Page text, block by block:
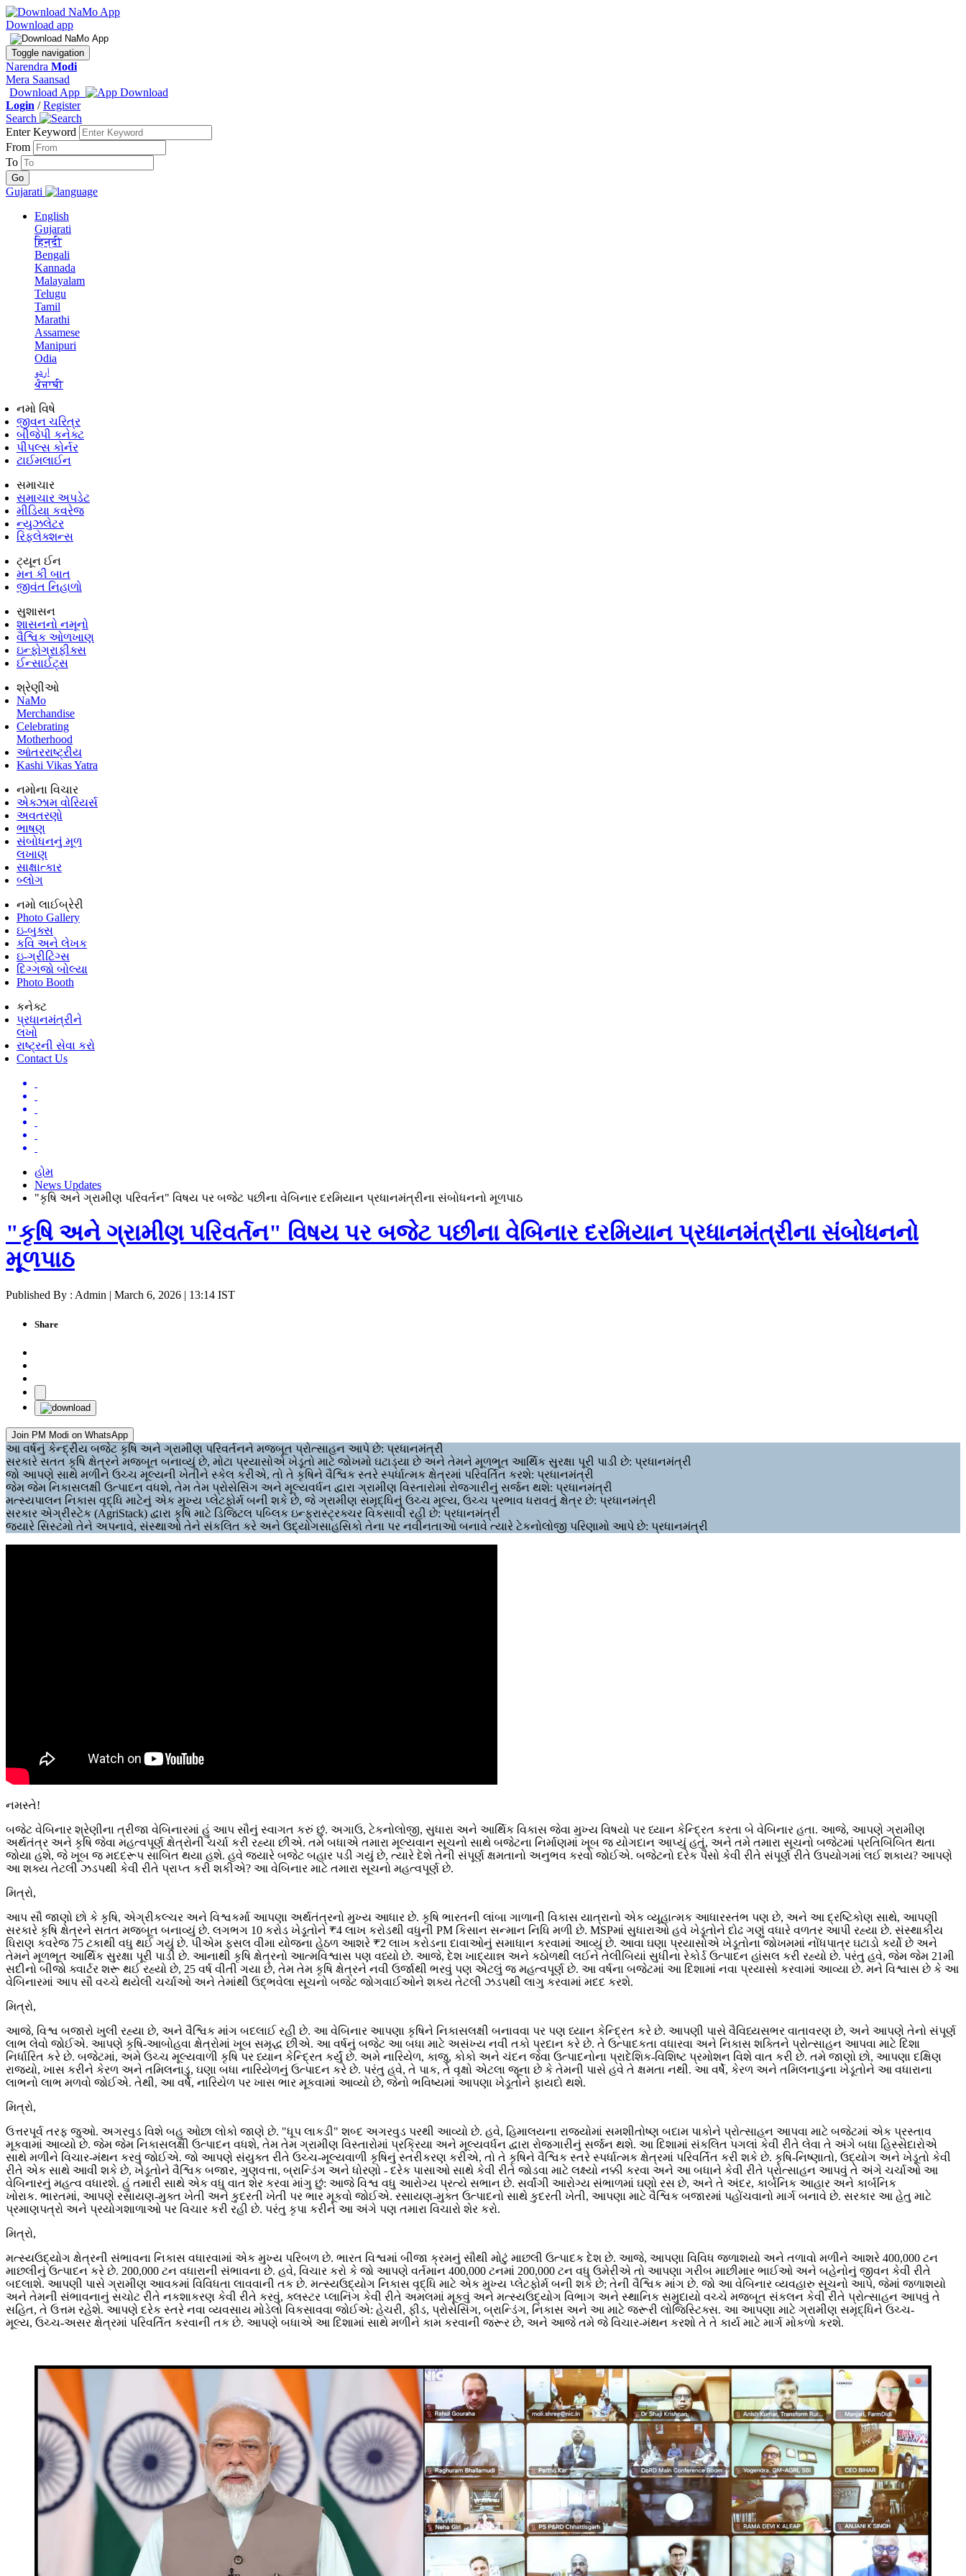
Download app
Toggle navigation
Narendra Modi
Mera Saansad
Download App
Login /Register
Search
Enter Keyword
From
To
Gujarati
English
Gujarati
हिन्दी
Bengali
Kannada
Malayalam
Telugu
Tamil
Marathi
Assamese
Manipuri
Odia
اردو
ਪੰਜਾਬੀ
નમો વિષે
જીવન ચરિત્ર
બીજેપી કનેક્ટ
પીપલ્સ કોર્નર
ટાઈમલાઈન
સમાચાર
સમાચાર અપડેટ
મીડિયા કવરેજ
ન્યુઝલેટર
રિફ્લેક્શન્સ
ટ્યૂન ઈન
મન કી બાત
જીવંત નિહાળો
સુશાસન
શાસનનો નમૂનો
વૈશ્વિક ઓળખાણ
ઇન્ફોગ્રાફીક્સ
ઈન્સાઈટ્સ
શ્રેણીઓ
NaMo
Merchandise
Celebrating
Motherhood
આંતરરાષ્ટ્રીય
Kashi Vikas Yatra
નમોના વિચાર
એક્ઝામ વોરિયર્સ
અવતરણો
ભાષણ
સંબોધનનું મૂળ
લખાણ
સાક્ષાત્કાર
બ્લોગ
નમો લાઈબ્રેરી
Photo Gallery
ઇ-બુક્સ
કવિ અને લેખક
ઇ-ગ્રીટિંગ્સ
દિગ્ગજો બોલ્યા
Photo Booth
કનેક્ટ
પ્રધાનમંત્રીને
લખો
રાષ્ટ્રની સેવા કરો
Contact Us
હોમ
News Updates
"કૃષિ અને ગ્રામીણ પરિવર્તન" વિષય પર બજેટ પછીના વેબિનાર દરમિયાન પ્રધાનમંત્રીના સંબોધનનો મૂળપાઠ
"કૃષિ અને ગ્રામીણ પરિવર્તન" વિષય પર બજેટ પછીના વેબિનાર દરમિયાન પ્રધાનમંત્રીના સંબોધનનો
મૂળપાઠ
Published By : Admin | March 6, 2026 | 13:14 IST
Share
Join PM Modi on WhatsApp
આ વર્ષનું કેન્દ્રીય બજેટ કૃષિ અને ગ્રામીણ પરિવર્તનને મજબૂત પ્રોત્સાહન આપે છે: પ્રધાનમંત્રી
સરકારે સતત કૃષિ ક્ષેત્રને મજબૂત બનાવ્યું છે, મોટા પ્રયાસોએ ખેડૂતો માટે જોખમો ઘટાડ્યા છે અને તેમને મૂળભૂત આર્થિક સુરક્ષા પૂરી પાડી છે: પ્રધાનમંત્રી
જો આપણે સાથે મળીને ઉચ્ચ મૂલ્યની ખેતીને સ્કેલ કરીએ, તો તે કૃષિને વૈશ્વિક સ્તરે સ્પર્ધાત્મક ક્ષેત્રમાં પરિવર્તિત કરશે: પ્રધાનમંત્રી
જેમ જેમ નિકાસલક્ષી ઉત્પાદન વધશે, તેમ તેમ પ્રોસેસિંગ અને મૂલ્યવર્ધન દ્વારા ગ્રામીણ વિસ્તારોમાં રોજગારીનું સર્જન થશે: પ્રધાનમંત્રી
મત્સ્યપાલન નિકાસ વૃદ્ધિ માટેનું એક મુખ્ય પ્લેટફોર્મ બની શકે છે, જે ગ્રામીણ સમૃદ્ધિનું ઉચ્ચ મૂલ્ય, ઉચ્ચ પ્રભાવ ધરાવતું ક્ષેત્ર છે: પ્રધાનમંત્રી
સરકાર એગ્રીસ્ટેક (AgriStack) દ્વારા કૃષિ માટે ડિજિટલ પબ્લિક ઇન્ફ્રાસ્ટ્રક્ચર વિકસાવી રહી છે: પ્રધાનમંત્રી
જ્યારે સિસ્ટમો તેને અપનાવે, સંસ્થાઓ તેને સંકલિત કરે અને ઉદ્યોગસાહસિકો તેના પર નવીનતાઓ બનાવે ત્યારે ટેકનોલોજી પરિણામો આપે છે: પ્રધાનમંત્રી
નમસ્તે!
બજેટ વેબિનાર શ્રેણીના ત્રીજા વેબિનારમાં હું આપ સૌનું સ્વાગત કરું છું. અગાઉ, ટેકનોલોજી, સુધારા અને આર્થિક વિકાસ જેવા મુખ્ય વિષયો પર ધ્યાન કેન્દ્રિત કરતા બે વેબિનાર હતા. આજે, આપણે ગ્રામીણ
અર્થતંત્ર અને કૃષિ જેવા મહત્વપૂર્ણ ક્ષેત્રોની ચર્ચા કરી રહ્યા છીએ. તમે બધાએ તમારા મૂલ્યવાન સૂચનો સાથે બજેટના નિર્માણમાં ખૂબ જ યોગદાન આપ્યું હતું, અને તમે તમારા સૂચનો બજેટમાં પ્રતિબિંબિત થતા
જોયા હશે, જે ખૂબ જ મદદરૂપ સાબિત થયા હશે. હવે જ્યારે બજેટ બહાર પડી ગયું છે, ત્યારે દેશે તેની સંપૂર્ણ ક્ષમતાનો અનુભવ કરવો જોઈએ. બજેટનો દરેક પૈસો કેવી રીતે સંપૂર્ણ રીતે ઉપયોગમાં લઈ શકાય? આપણે
આ શક્ય તેટલી ઝડપથી કેવી રીતે પ્રાપ્ત કરી શકીએ? આ વેબિનાર માટે તમારા સૂચનો મહત્વપૂર્ણ છે.
મિત્રો,
આપ સૌ જાણો છો કે કૃષિ, એગ્રીકલ્ચર અને વિશ્વકર્મા આપણા અર્થતંત્રનો મુખ્ય આધાર છે. કૃષિ ભારતની લાંબા ગાળાની વિકાસ યાત્રાનો એક વ્યૂહાત્મક આધારસ્તંભ પણ છે, અને આ દ્રષ્ટિકોણ સાથે, આપણી
સરકારે કૃષિ ક્ષેત્રને સતત મજબૂત બનાવ્યું છે. લગભગ 10 કરોડ ખેડૂતોને ₹4 લાખ કરોડથી વધુની PM કિસાન સન્માન નિધિ મળી છે. MSPમાં સુધારાઓ હવે ખેડૂતોને દોઢ ગણું વધારે વળતર આપી રહ્યા છે. સંસ્થાકીય
ધિરાણ કવરેજ 75 ટકાથી વધુ થઈ ગયું છે. પીએમ ફસલ વીમા યોજના હેઠળ આશરે ₹2 લાખ કરોડના દાવાઓનું સમાધાન કરવામાં આવ્યું છે. આવા ઘણા પ્રયાસોએ ખેડૂતોના જોખમમાં નોંધપાત્ર ઘટાડો કર્યો છે અને
તેમને મૂળભૂત આર્થિક સુરક્ષા પૂરી પાડી છે. આનાથી કૃષિ ક્ષેત્રનો આત્મવિશ્વાસ પણ વધ્યો છે. આજે, દેશ ખાદ્યાન્ન અને કઠોળથી લઈને તેલીબિયાં સુધીના રેકોર્ડ ઉત્પાદન હાંસલ કરી રહ્યો છે. પરંતુ હવે, જેમ જેમ 21મી
સદીનો બીજો ક્વાર્ટર શરૂ થઈ રહ્યો છે, 25 વર્ષ વીતી ગયા છે, તેમ તેમ કૃષિ ક્ષેત્રને નવી ઉર્જાથી ભરવું પણ એટલું જ મહત્વપૂર્ણ છે. આ વર્ષના બજેટમાં આ દિશામાં નવા પ્રયાસો કરવામાં આવ્યા છે. મને વિશ્વાસ છે કે આ
વેબિનારમાં આપ સૌ વચ્ચે થયેલી ચર્ચાઓ અને તેમાંથી ઉદ્ભવેલા સૂચનો બજેટ જોગવાઈઓને શક્ય તેટલી ઝડપથી લાગુ કરવામાં મદદ કરશે.
મિત્રો,
આજે, વિશ્વ બજારો ખુલી રહ્યા છે, અને વૈશ્વિક માંગ બદલાઈ રહી છે. આ વેબિનાર આપણા કૃષિને નિકાસલક્ષી બનાવવા પર પણ ધ્યાન કેન્દ્રિત કરે છે. આપણી પાસે વૈવિધ્યસભર વાતાવરણ છે, અને આપણે તેનો સંપૂર્ણ
લાભ લેવો જોઈએ. આપણે કૃષિ-આબોહવા ક્ષેત્રોમાં ખૂબ સમૃદ્ધ છીએ. આ વર્ષનું બજેટ આ બધા માટે અસંખ્ય નવી તકો પ્રદાન કરે છે. તે ઉત્પાદકતા વધારવા અને નિકાસ શક્તિને પ્રોત્સાહન આપવા માટે દિશા
નિર્ધારિત કરે છે. બજેટમાં, અમે ઉચ્ચ મૂલ્યવાળી કૃષિ પર ધ્યાન કેન્દ્રિત કર્યું છે. અમે નારિયેળ, કાજુ, કોકો અને ચંદન જેવા ઉત્પાદનોના પ્રાદેશિક-વિશિષ્ટ પ્રમોશન વિશે વાત કરી છે. તમે જાણો છો, આપણા દક્ષિણ
રાજ્યો, ખાસ કરીને કેરળ અને તમિલનાડુ, ઘણા બધા નારિયેળનું ઉત્પાદન કરે છે. પરંતુ હવે, તે પાક, તે વૃક્ષો એટલા જૂના છે કે તેમની પાસે હવે તે ક્ષમતા નથી. આ વર્ષે, કેરળ અને તમિલનાડુના ખેડૂતોને આ વધારાના
લાભનો લાભ મળવો જોઈએ. તેથી, આ વર્ષે, નારિયેળ પર ખાસ ભાર મૂકવામાં આવ્યો છે, જેનો ભવિષ્યમાં આપણા ખેડૂતોને ફાયદો થશે.
મિત્રો,
ઉત્તરપૂર્વ તરફ જુઓ. અગરવુડ વિશે બહુ ઓછા લોકો જાણે છે. "ધૂપ લાકડી" શબ્દ અગરવુડ પરથી આવ્યો છે. હવે, હિમાલયના રાજ્યોમાં સમશીતોષ્ણ બદામ પાકોને પ્રોત્સાહન આપવા માટે બજેટમાં એક પ્રસ્તાવ
મૂકવામાં આવ્યો છે. જેમ જેમ નિકાસલક્ષી ઉત્પાદન વધશે, તેમ તેમ ગ્રામીણ વિસ્તારોમાં પ્રક્રિયા અને મૂલ્યવર્ધન દ્વારા રોજગારીનું સર્જન થશે. આ દિશામાં સંકલિત પગલાં કેવી રીતે લેવા તે અંગે બધા હિસ્સેદારોએ
સાથે મળીને વિચાર-મંથન કરવું જોઈએ. જો આપણે સંયુક્ત રીતે ઉચ્ચ-મૂલ્યવાળી કૃષિનું સ્તરીકરણ કરીએ, તો તે કૃષિને વૈશ્વિક સ્તરે સ્પર્ધાત્મક ક્ષેત્રમાં પરિવર્તિત કરી શકે છે. કૃષિ-નિષ્ણાતો, ઉદ્યોગ અને ખેડૂતો કેવી
રીતે એક સાથે આવી શકે છે, ખેડૂતોને વૈશ્વિક બજાર, ગુણવત્તા, બ્રાન્ડિંગ અને ધોરણો - દરેક પાસાઓ સાથે કેવી રીતે જોડવા માટે લક્ષ્યો નક્કી કરવા અને આ બધાને કેવી રીતે પ્રોત્સાહન આપવું તે અંગે ચર્ચાઓ આ
વેબિનારનું મહત્વ વધારશે. હું તમારી સાથે એક વધુ વાત શેર કરવા માંગુ છું: આજે વિશ્વ વધુ આરોગ્ય પ્રત્યે સભાન છે. સર્વાંગી આરોગ્ય સંભાળમાં ઘણો રસ છે, અને તે અંદર, કાર્બનિક આહાર અને કાર્બનિક
ખોરાક. ભારતમાં, આપણે રસાયણ-મુક્ત ખેતી અને કુદરતી ખેતી પર ભાર મૂકવો જોઈએ. રસાયણ-મુક્ત ઉત્પાદનો સાથે કુદરતી ખેતી, આપણા માટે વૈશ્વિક બજારમાં પહોંચવાનો માર્ગ બનાવે છે. સરકાર આ હેતુ માટે
પ્રમાણપત્રો અને પ્રયોગશાળાઓ પર વિચાર કરી રહી છે. પરંતુ કૃપા કરીને આ અંગે પણ તમારા વિચારો શેર કરો.
મિત્રો,
મત્સ્યઉદ્યોગ ક્ષેત્રની સંભાવના નિકાસ વધારવામાં એક મુખ્ય પરિબળ છે. ભારત વિશ્વમાં બીજા ક્રમનું સૌથી મોટું માછલી ઉત્પાદક દેશ છે. આજે, આપણા વિવિધ જળાશયો અને તળાવો મળીને આશરે 400,000 ટન
માછલીનું ઉત્પાદન કરે છે. 200,000 ટન વધારાની સંભાવના છે. હવે, વિચાર કરો કે જો આપણે વર્તમાન 400,000 ટનમાં 200,000 ટન વધુ ઉમેરીએ તો આપણા ગરીબ માછીમાર ભાઈઓ અને બહેનોનું જીવન કેવી રીતે
બદલાશે. આપણી પાસે ગ્રામીણ આવકમાં વિવિધતા લાવવાની તક છે. મત્સ્યઉદ્યોગ નિકાસ વૃદ્ધિ માટે એક મુખ્ય પ્લેટફોર્મ બની શકે છે; તેની વૈશ્વિક માંગ છે. જો આ વેબિનાર વ્યવહારુ સૂચનો આપે, જેમાં જળાશયો
અને તેમની સંભાવનાનું સચોટ રીતે નકશાકરણ કેવી રીતે કરવું, ક્લસ્ટર પ્લાનિંગ કેવી રીતે અમલમાં મૂકવું અને મત્સ્યઉદ્યોગ વિભાગ અને સ્થાનિક સમુદાયો વચ્ચે મજબૂત સંકલન કેવી રીતે પ્રોત્સાહન આપવું તે
સહિત, તે ઉત્તમ રહેશે. આપણે દરેક સ્તરે નવા વ્યવસાય મોડેલો વિકસાવવા જોઈએ: હેચરી, ફીડ, પ્રોસેસિંગ, બ્રાન્ડિંગ, નિકાસ અને આ માટે જરૂરી લોજિસ્ટિક્સ. આ આપણા માટે ગ્રામીણ સમૃદ્ધિને ઉચ્ચ-
મૂલ્ય, ઉચ્ચ-અસર ક્ષેત્રમાં પરિવર્તિત કરવાની તક છે. આપણે બધાએ આ દિશામાં સાથે મળીને કામ કરવાની જરૂર છે, અને આજે તમે જે વિચાર-મંથન કરશો તે તે કાર્ય માટે માર્ગ મોકળો કરશે.